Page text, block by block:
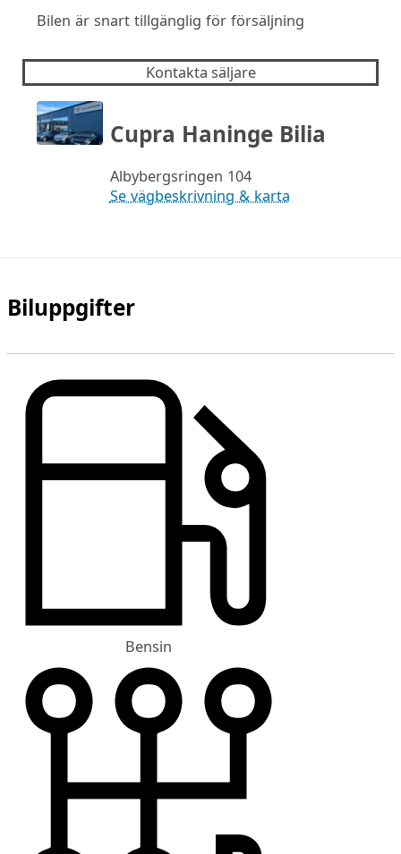
Bilen är snart tillgänglig för försäljning
Kontakta säljare
Cupra Haninge Bilia
Albybergsringen 104
Se vägbeskrivning & karta
Biluppgifter
Bensin